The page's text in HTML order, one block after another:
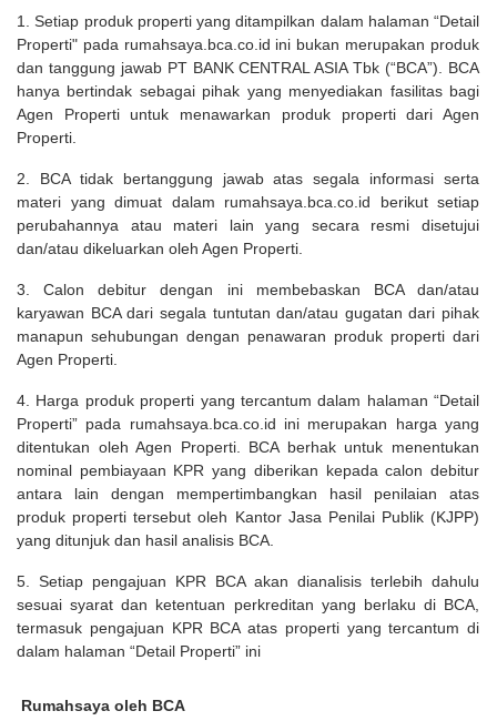
1. Setiap produk properti yang ditampilkan dalam halaman “Detail
Properti" pada rumahsaya.bca.co.id ini bukan merupakan produk
dan tanggung jawab PT BANK CENTRAL ASIA Tbk (“BCA”). BCA
hanya bertindak sebagai pihak yang menyediakan fasilitas bagi
Agen Properti untuk menawarkan produk properti dari Agen
Properti.
2. BCA tidak bertanggung jawab atas segala informasi serta
materi yang dimuat dalam rumahsaya.bca.co.id berikut setiap
perubahannya atau materi lain yang secara resmi disetujui
dan/atau dikeluarkan oleh Agen Properti.
3. Calon debitur dengan ini membebaskan BCA dan/atau
karyawan BCA dari segala tuntutan dan/atau gugatan dari pihak
manapun sehubungan dengan penawaran produk properti dari
Agen Properti.
4. Harga produk properti yang tercantum dalam halaman “Detail
Properti” pada rumahsaya.bca.co.id ini merupakan harga yang
ditentukan oleh Agen Properti. BCA berhak untuk menentukan
nominal pembiayaan KPR yang diberikan kepada calon debitur
antara lain dengan mempertimbangkan hasil penilaian atas
produk properti tersebut oleh Kantor Jasa Penilai Publik (KJPP)
yang ditunjuk dan hasil analisis BCA.
5. Setiap pengajuan KPR BCA akan dianalisis terlebih dahulu
sesuai syarat dan ketentuan perkreditan yang berlaku di BCA,
termasuk pengajuan KPR BCA atas properti yang tercantum di
dalam halaman “Detail Properti” ini
Rumahsaya oleh BCA